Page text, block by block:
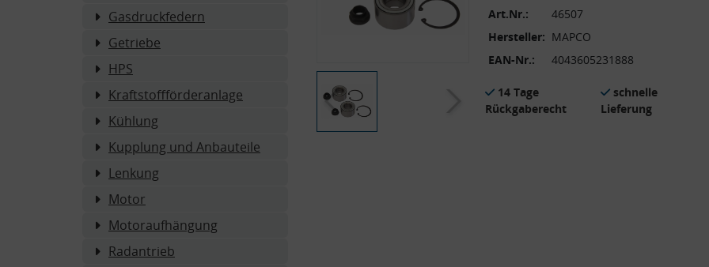
Gasdruckfedern
Getriebe
HPS
Kraftstoffförderanlage
Kühlung
Kupplung und Anbauteile
Lenkung
Motor
Motoraufhängung
Radantrieb
Art.Nr.:
46507
Hersteller: MAPCO
EAN-Nr.:
4043605231888
14 Tage
Rückgaberecht
schnelle
Lieferung